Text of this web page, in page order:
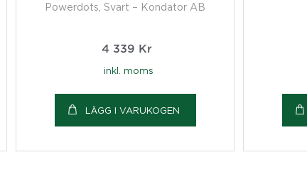
Powerdots, Svart – Kondator AB
4 339 Kr
inkl. moms
LÄGG I VARUKOGEN